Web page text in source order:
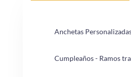
Anchetas
Cumpleaños - Ramos